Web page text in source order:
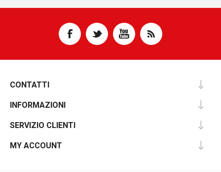
CONTATTI
INFORMAZIONI
SERVIZIO CLIENTI
MY ACCOUNT